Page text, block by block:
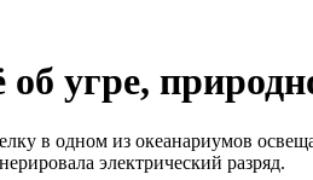
угре,
в одном из океанариумов
электрический разряд.